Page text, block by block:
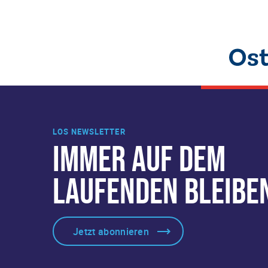
LOS NEWSLETTER
IMMER AUF DEM
LAUFENDEN
Jetzt abonnieren